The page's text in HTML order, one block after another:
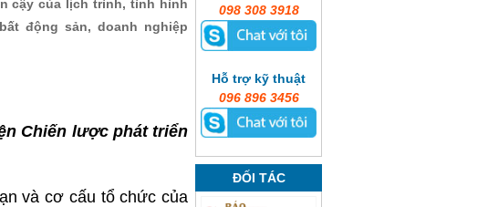
cậy của lịch trình, tình hình
động sản, doanh nghiệp
Chiến lược phát triển
và cơ cấu tổ chức của
098 308 3918
Hỗ trợ kỹ thuật
096 896 3456
ĐỐI TÁC